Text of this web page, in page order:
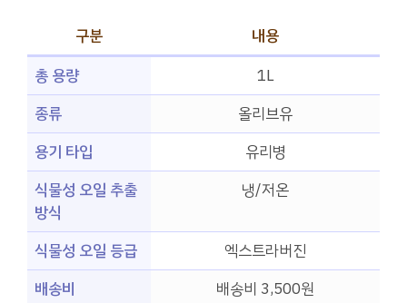
구분
내용
총 용량
1L
종류
올리브유
용기 타입
유리병
식물성 오일 추출
방식
냉/저온
식물성 오일 등급
엑스트라버진
배송비
배송비 3,500원